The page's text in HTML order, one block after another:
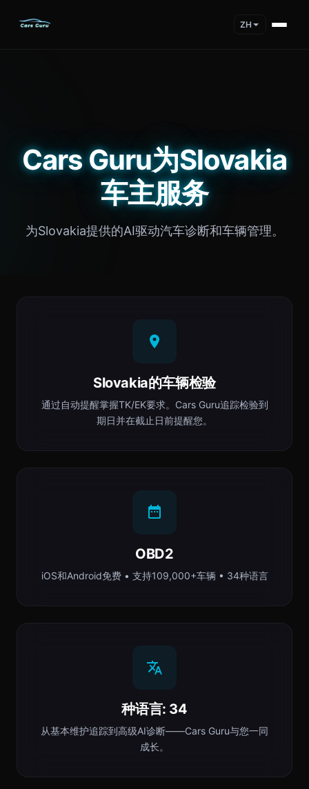
ZH
Cars Guru为Slovakia
车主服务
为Slovakia提供的AI驱动汽车诊断和车辆管理。
Slovakia的车辆检验
通过自动提醒掌握TK/EK要求。Cars Guru追踪检验到
期日并在截止日前提醒您。
OBD2
iOS和Android免费 • 支持109,000+车辆 • 34种语言
种语言: 34
从基本维护追踪到高级AI诊断——Cars Guru与您一同
成长。